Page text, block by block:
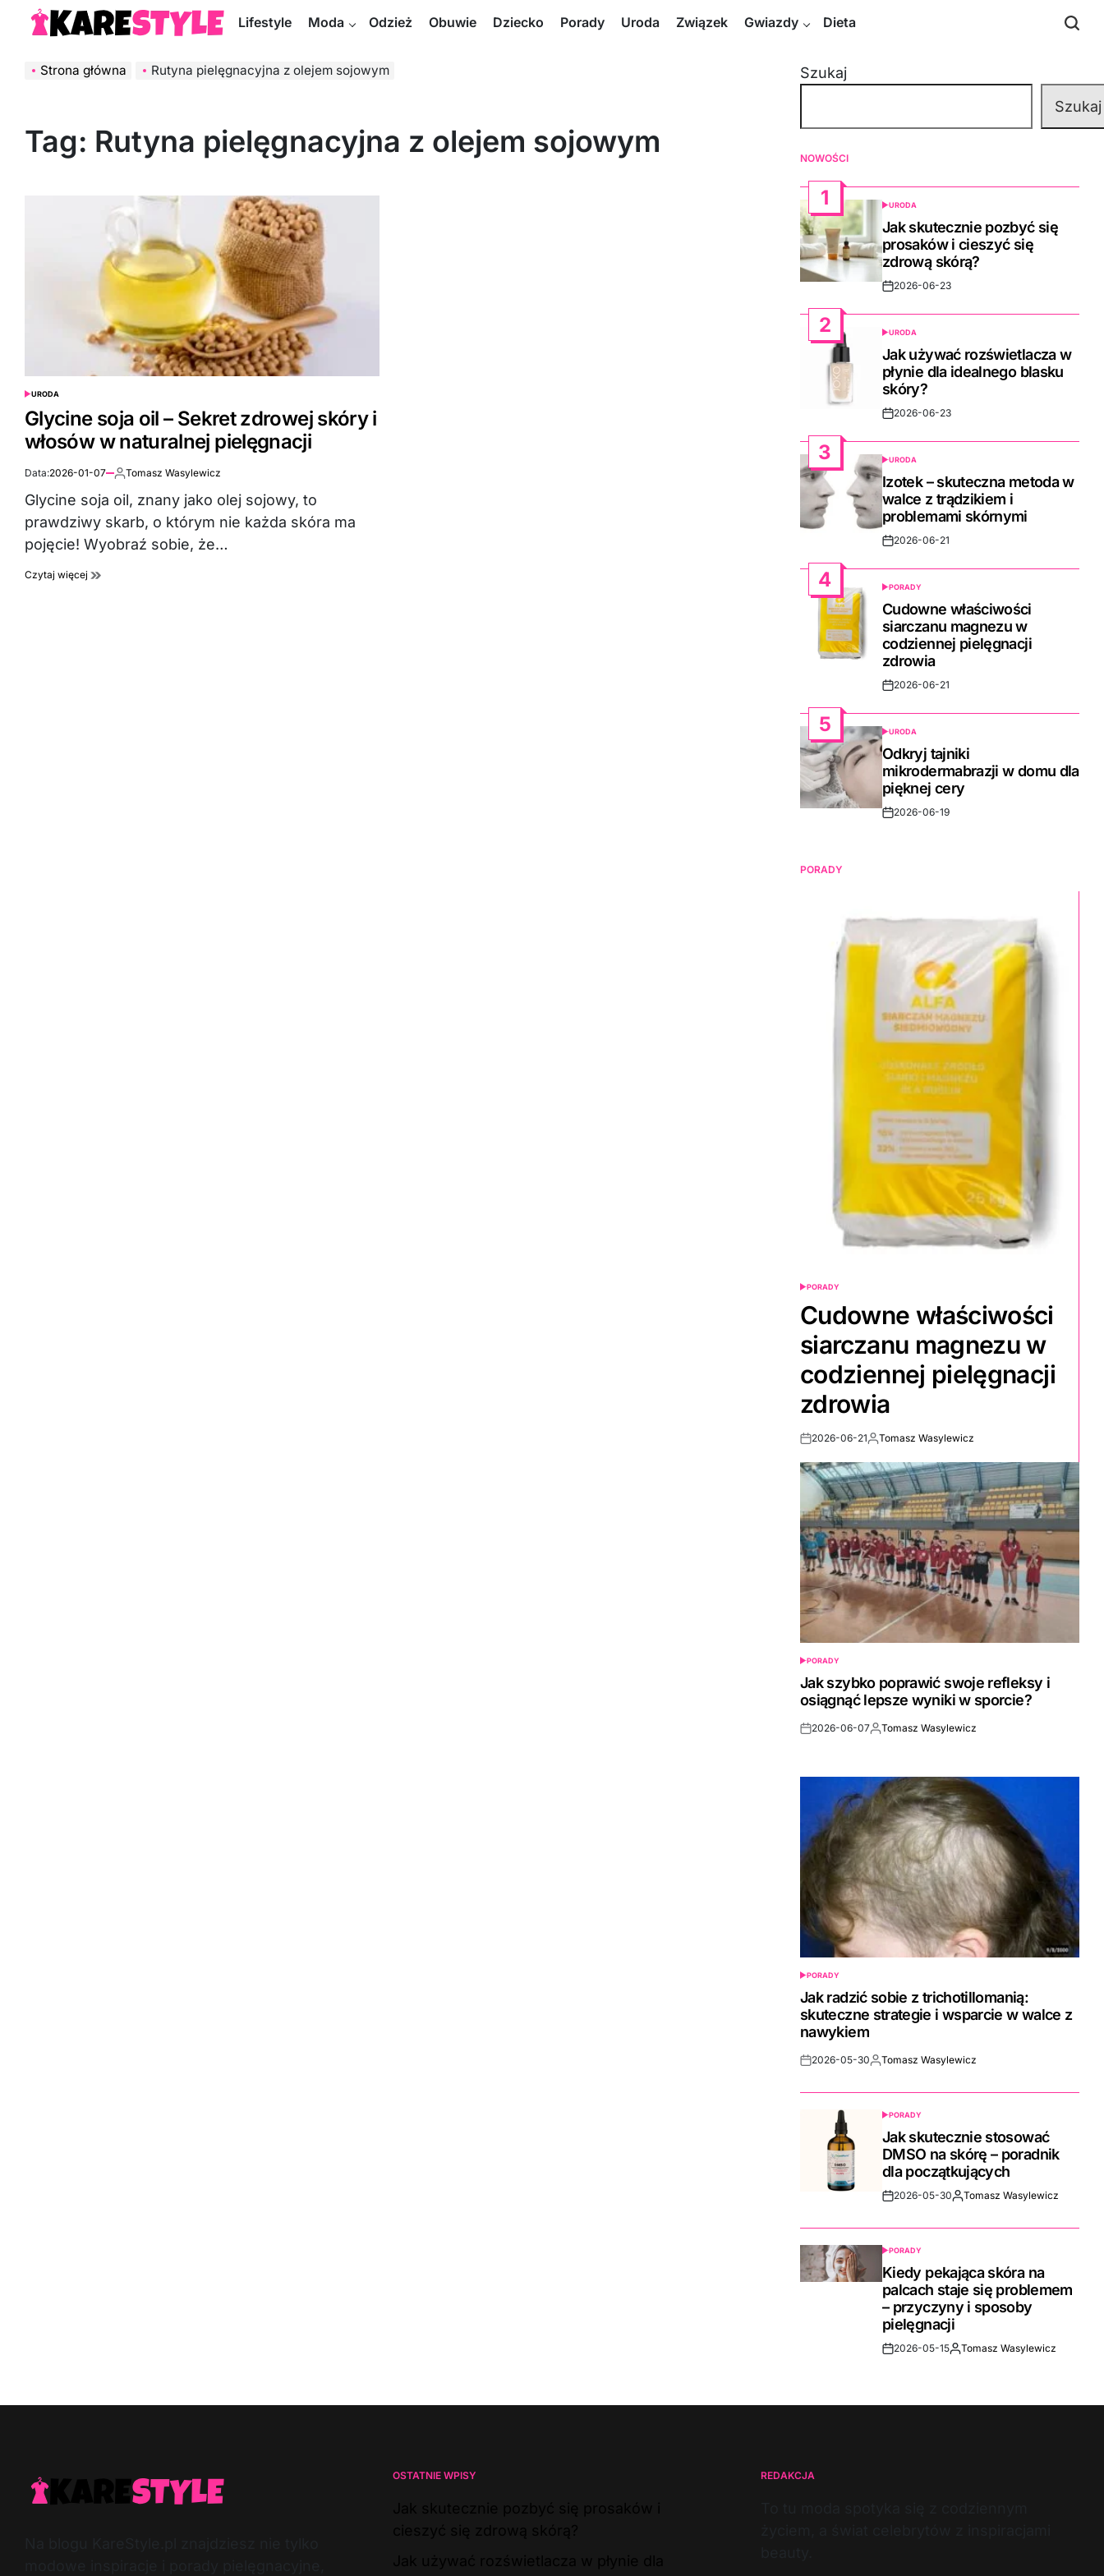
KareStyle.pl
Lifestyle Moda Odzież Obuwie Dziecko Porady Uroda Związek Gwiazdy Dieta
Strona główna Rutyna pielęgnacyjna z olejem sojowym
Tag: Rutyna pielęgnacyjna z olejem sojowym
POSTED
IN
URODA
Glycine soja oil – Sekret zdrowej skóry i
włosów w naturalnej pielęgnacji
Data:2026-01-07 Autor:
Tomasz Wasylewicz
Glycine soja oil, znany jako olej sojowy, to
prawdziwy skarb, o którym nie każda skóra ma
pojęcie! Wyobraź sobie, że…
Czytaj więcej
Szukaj
Szukaj
NOWOŚCI
1
POSTED
IN
URODA
Jak skutecznie pozbyć się
prosaków i cieszyć się
zdrową skórą?
Post2026-06-23
2
POSTED
IN
URODA
Jak używać rozświetlacza w
płynie dla idealnego blasku
skóry?
Post2026-06-23
3
POSTED
IN
URODA
Izotek – skuteczna metoda w
walce z trądzikiem i
problemami skórnymi
Post2026-06-21
4
POSTED
IN
PORADY
Cudowne właściwości
siarczanu magnezu w
codziennej pielęgnacji
zdrowia
Post2026-06-21
5
POSTED
IN
URODA
Odkryj tajniki
mikrodermabrazji w domu dla
pięknej cery
Post2026-06-19
PORADY
POSTED
PORADY
Cudowne właściwości
siarczanu magnezu w
codziennej pielęgnacji
zdrowia
Post2026-06-21By:Tomasz Wasylewicz
POSTED
IN
PORADY
Jak szybko poprawić swoje refleksy i
osiągnąć lepsze wyniki w sporcie?
Post2026-06-07By:Tomasz Wasylewicz
POSTED
IN
PORADY
Jak radzić sobie z trichotillomanią:
skuteczne strategie i wsparcie w walce z
nawykiem
Post2026-05-30By:Tomasz Wasylewicz
POSTED
IN
PORADY
Jak skutecznie stosować
DMSO na skórę – poradnik
dla początkujących
Post2026-05-30By:Tomasz Wasylewicz
POSTED
IN
PORADY
Kiedy pekająca skóra na
palcach staje się problemem
– przyczyny i sposoby
pielęgnacji
Post2026-05-15By:Tomasz Wasylewicz
OSTATNIE WPISY REDAKCJA